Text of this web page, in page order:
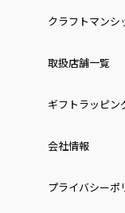
クラフトマンシ
取扱店舗一覧
ギフトラッピン
会社情報
プライバシーポ